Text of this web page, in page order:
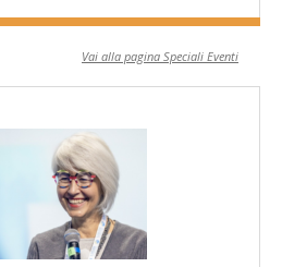
Vai alla pagina Speciali Eventi